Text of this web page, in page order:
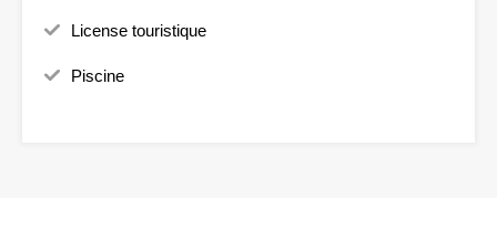
License touristique
Piscine